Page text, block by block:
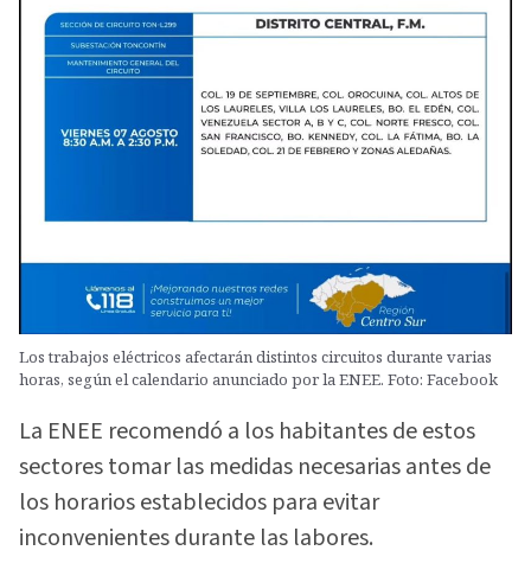
Los trabajos eléctricos afectarán distintos circuitos durante varias
horas, según el calendario anunciado por la ENEE. Foto: Facebook
La ENEE recomendó a los habitantes de estos
sectores tomar las medidas necesarias antes de
los horarios establecidos para evitar
inconvenientes durante las labores.